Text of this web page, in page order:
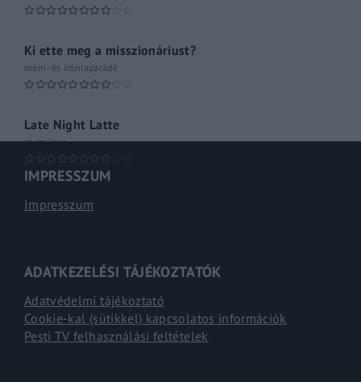
Ki ette meg a misszionáriust?
mém- és iróniaparádé
Late Night Latte
shoműsor
IMPRESSZUM
Impresszum
ADATKEZELÉSI TÁJÉKOZTATÓK
Adatvédelmi tájékoztató
Cookie-kal (sütikkel) kapcsolatos információk
Pesti TV felhasználási feltételek